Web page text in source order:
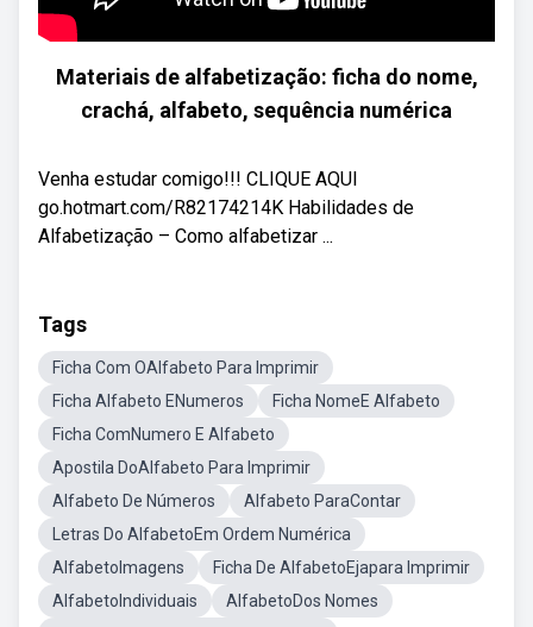
Materiais de alfabetização: ficha do nome,
crachá, alfabeto, sequência numérica
Venha estudar comigo!!! CLIQUE AQUI
go.hotmart.com/R82174214K Habilidades de
Alfabetização – Como alfabetizar ...
Tags
Ficha Com OAlfabeto Para Imprimir
Ficha Alfabeto ENumeros
Ficha NomeE Alfabeto
Ficha ComNumero E Alfabeto
Apostila DoAlfabeto Para Imprimir
Alfabeto De Números
Alfabeto ParaContar
Letras Do AlfabetoEm Ordem Numérica
AlfabetoImagens
Ficha De AlfabetoEjapara Imprimir
AlfabetoIndividuais
AlfabetoDos Nomes